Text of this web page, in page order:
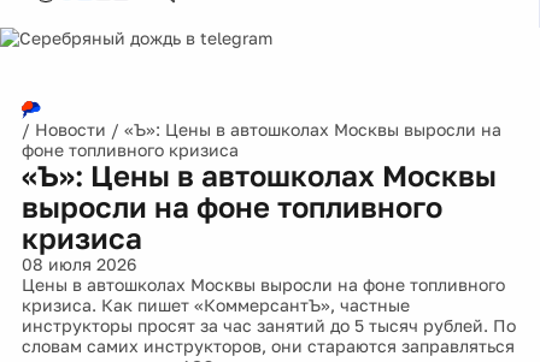
/ Новости / «Ъ»: Цены в автошколах Москвы выросли на
фоне топливного кризиса
«Ъ»: Цены в автошколах Москвы
выросли на фоне топливного
кризиса
08 июля 2026
Цены в автошколах Москвы выросли на фоне топливного
кризиса. Как пишет «КоммерсантЪ», частные
инструкторы просят за час занятий до 5 тысяч рублей. По
словам самих инструкторов, они стараются заправляться